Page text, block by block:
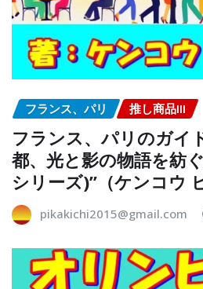
フランス、パリ 推し商品III
フランス、パリのガイ
都、光と影の物語を紡
シリーズ)”（ケンコウ
pikakichi2015@gmail.com